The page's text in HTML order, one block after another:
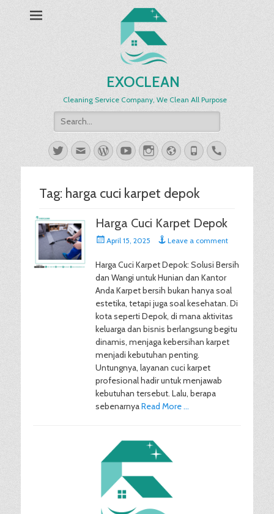
EXOCLEAN
Cleaning Service Company, We Clean All Purpose
Search
for:
TwitterEmailWordPress
YouTubeInstagram
Website
PhoneHandset
Tag: harga cuci karpet depok
Harga Cuci Karpet Depok
PostedApril 15, 2025 Leave a comment
Harga Cuci Karpet Depok: Solusi Bersih
dan Wangi untuk Hunian dan Kantor
Anda Karpet bersih bukan hanya soal
estetika, tetapi juga soal kesehatan. Di
kota seperti Depok, di mana aktivitas
keluarga dan bisnis berlangsung begitu
dinamis, menjaga kebersihan karpet
menjadi kebutuhan penting.
Untungnya, layanan cuci karpet
profesional hadir untuk menjawab
kebutuhan tersebut. Lalu, berapa
sebenarnyaRead More …